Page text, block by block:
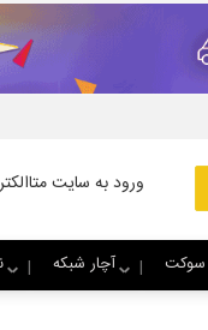
ورود به سایت
آچار شبکه سوکت